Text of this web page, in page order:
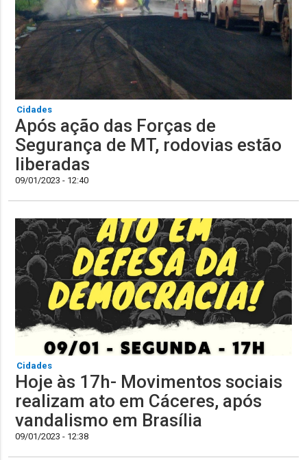
Cidades
Após ação das Forças de
Segurança de MT, rodovias estão
liberadas
09/01/2023 - 12:40
Cidades
Hoje às 17h- Movimentos sociais
realizam ato em Cáceres, após
vandalismo em Brasília
09/01/2023 - 12:38